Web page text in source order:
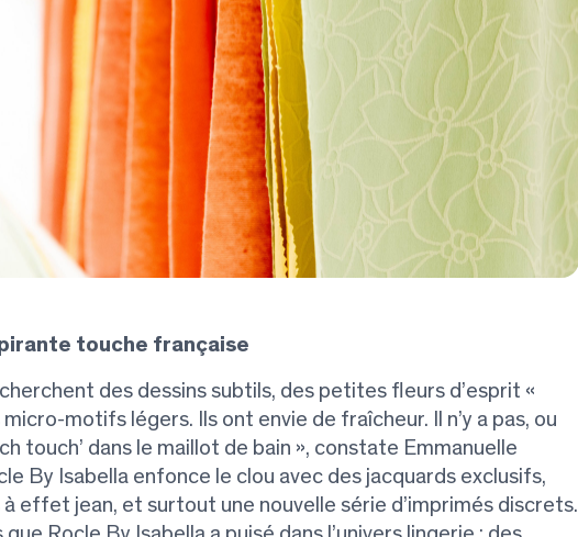
touche française
des dessins subtils, des petites fleurs d’esprit «
motifs légers. Ils ont envie de fraîcheur. Il n’y a pas, ou
touch’ dans le maillot de bain », constate Emmanuelle
By Isabella enfonce le clou avec des jacquards exclusifs,
effet jean, et surtout une nouvelle série d’imprimés discrets.